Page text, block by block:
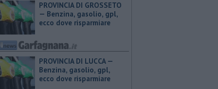
PROVINCIA DI GROSSETO
— ​Benzina, gasolio, gpl,
ecco dove risparmiare
PROVINCIA DI LUCCA — ​
Benzina, gasolio, gpl,
ecco dove risparmiare